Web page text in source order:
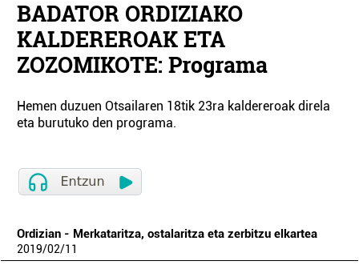
BADATOR ORDIZIAKO
KALDEREROAK ETA
ZOZOMIKOTE: Programa
Hemen duzuen Otsailaren 18tik 23ra kaldereroak direla
eta burutuko den programa.
Ordizian - Merkataritza, ostalaritza eta zerbitzu elkartea
2019/02/11